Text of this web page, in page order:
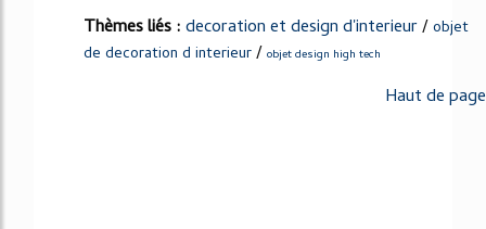
Thèmes liés :decoration et design d'interieur/objet
de decoration d interieur/ objet design high tech
Haut de page